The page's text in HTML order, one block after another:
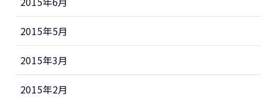
2015年5月
2015年3月
2015年2月